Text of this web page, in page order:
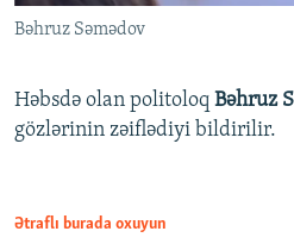
Bəhruz Səmədov
Həbsdə olan politoloq Bəhruz
gözlərinin zəiflədiyi bildirilir.
Ətraflı burada oxuyun